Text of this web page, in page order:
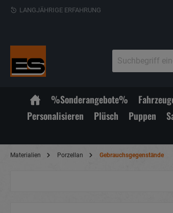
LANGJÄHRIGE ERFAHRUNG
%Sonderangebote%
Personalisieren
Plüsch Puppen
Materialien Porzellan Gebrauchsgegenstände